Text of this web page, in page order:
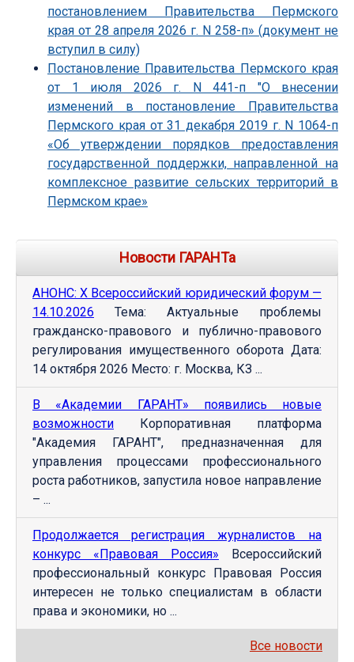
постановлением Правительства Пермского
края от 28 апреля 2026 г. N 258-п» (документ не
вступил в силу)
Постановление Правительства Пермского края
от 1 июля 2026 г. N 441-п "О внесении
изменений в постановление Правительства
Пермского края от 31 декабря 2019 г. N 1064-п
«Об утверждении порядков предоставления
государственной поддержки, направленной на
комплексное развитие сельских территорий в
Пермском крае»
Новости ГАРАНТа
АНОНС: Х Всероссийский юридический форум —
14.10.2026 Тема: Актуальные проблемы
гражданско-правового и публично-правового
регулирования имущественного оборота Дата:
14 октября 2026 Место: г. Москва, КЗ ...
В «Академии ГАРАНТ» появились новые
возможности Корпоративная платформа
"Академия ГАРАНТ", предназначенная для
управления процессами профессионального
роста работников, запустила новое направление
– ...
Продолжается регистрация журналистов на
конкурс «Правовая Россия» Всероссийский
профессиональный конкурс Правовая Россия
интересен не только специалистам в области
права и экономики, но ...
Все новости